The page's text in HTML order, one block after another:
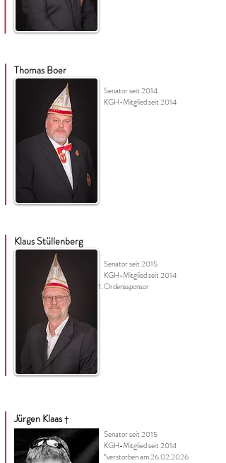
Thomas Boer
Senator seit 2014
KGH-Mitglied seit 2014
Klaus Stüllenberg
Senator seit 2015
KGH-Mitglied seit 2014
Ordenssponsor
Jürgen Klaas†
Senator seit 2015
KGH-Mitglied seit 2014
*verstorben am 26.02.2026